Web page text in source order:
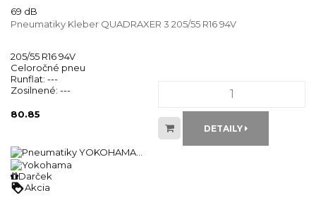
69 dB
Pneumatiky Kleber QUADRAXER 3 205/55 R16 94V
205/55 R16 94V
Celoročné pneu
Runflat: ---
Zosilnené: ---
80.85
DETAILY
Darček
loyaltyAkcia